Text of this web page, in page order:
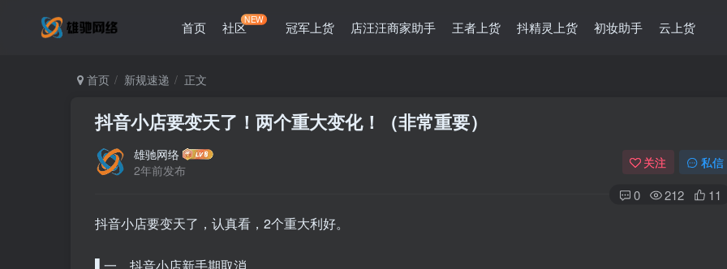
首页 社区NEW 冠军上货 店汪汪商家助手 王者上货 抖精灵上货 初妆助手 云上货
首页 新规速递 正文
抖音小店要变天了！两个重大变化！（非常重要）
雄驰网络
2年前发布
关注 私信
0 212 11
抖音小店要变天了，认真看，2个重大利好。